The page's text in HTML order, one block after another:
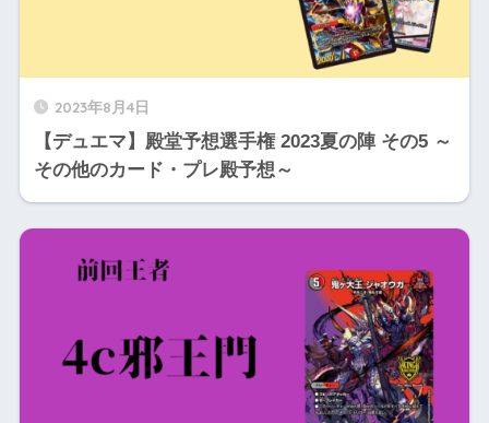
2023年8月4日
【デュエマ】殿堂予想選手権 2023夏の陣 その5 ～
その他のカード・プレ殿予想～